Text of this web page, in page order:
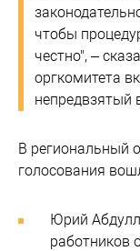
чтобы
честно", –
оргкомитета
непредвзятый
В региональный
голосования
Юрий
работников